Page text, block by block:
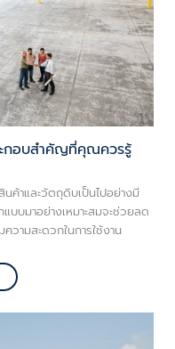
ะกอบสำคัญที่คุณควรรู้
ค้าและวัตถุดิบเป็นไปอย่างมี
บบมาอย่างเหมาะสมจะช่วยลด
วามสะดวกในการใช้งาน